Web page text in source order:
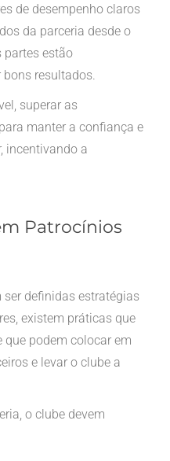
de desempenho claros
da parceria desde o
partes estão
resultados.
superar as
manter a confiança e
incentivando a
Patrocínios
ser definidas estratégias
existem práticas que
que podem colocar em
e levar o clube a
o clube devem